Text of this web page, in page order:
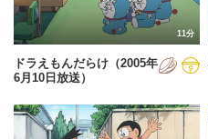
11分
ドラえもんだらけ（2005年
6月10日放送）